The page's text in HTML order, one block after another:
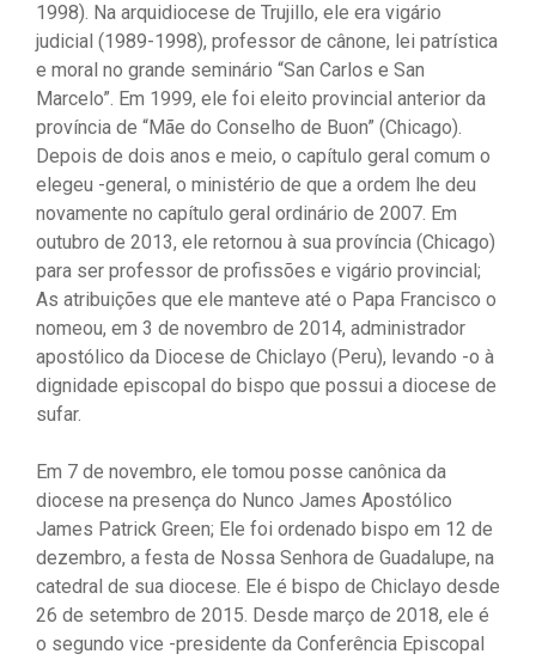
1998). Na arquidiocese de Trujillo, ele era vigário
judicial (1989-1998), professor de cânone, lei patrística
e moral no grande seminário “San Carlos e San
Marcelo”. Em 1999, ele foi eleito provincial anterior da
província de “Mãe do Conselho de Buon” (Chicago).
Depois de dois anos e meio, o capítulo geral comum o
elegeu -general, o ministério de que a ordem lhe deu
novamente no capítulo geral ordinário de 2007. Em
outubro de 2013, ele retornou à sua província (Chicago)
para ser professor de profissões e vigário provincial;
As atribuições que ele manteve até o Papa Francisco o
nomeou, em 3 de novembro de 2014, administrador
apostólico da Diocese de Chiclayo (Peru), levando -o à
dignidade episcopal do bispo que possui a diocese de
sufar.
Em 7 de novembro, ele tomou posse canônica da
diocese na presença do Nunco James Apostólico
James Patrick Green; Ele foi ordenado bispo em 12 de
dezembro, a festa de Nossa Senhora de Guadalupe, na
catedral de sua diocese. Ele é bispo de Chiclayo desde
26 de setembro de 2015. Desde março de 2018, ele é
o segundo vice -presidente da Conferência Episcopal